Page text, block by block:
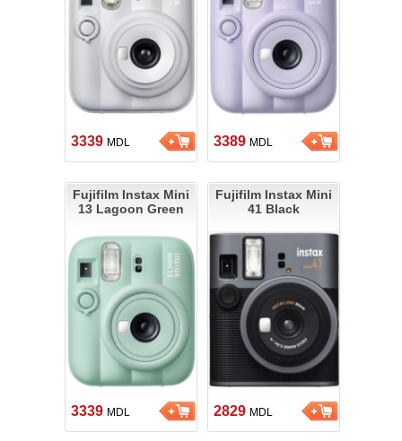
3339 MDL 3389 MDL
Fujifilm Instax Mini
13 Lagoon Green
3339 MDL
Fujifilm Instax Mini
41 Black
2829 MDL